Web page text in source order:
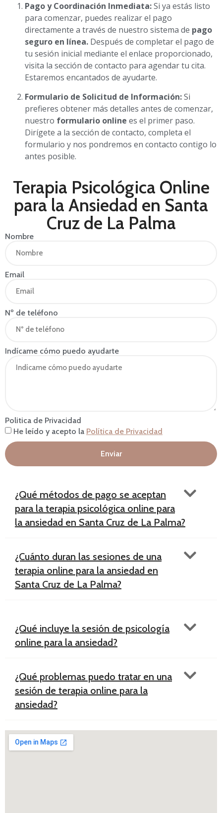
Pago y Coordinación Inmediata:Si ya estás listo
para comenzar, puedes realizar el pago
directamente a través de nuestro sistema de pago
seguro en línea. Después de completar el pago de
tu sesión inicial mediante el enlace proporcionado,
visita la sección de contacto para agendar tu cita.
Estaremos encantados de ayudarte.
Formulario de Solicitud de Información:Si
prefieres obtener más detalles antes de comenzar,
nuestro formulario online es el primer paso.
Dirígete a la sección de contacto, completa el
formulario y nos pondremos en contacto contigo lo
antes posible.
Terapia Psicológica Online
para la Ansiedad en Santa
Cruz de La Palma
Nombre
Email
Nº de teléfono
Indícame cómo puedo ayudarte
Politica de Privacidad
He leído y acepto la Política de Privacidad
Enviar
¿Qué métodos de pago se aceptan
para la terapia psicológica online para
la ansiedad en Santa Cruz de La Palma?
¿Cuánto duran las sesiones de una
terapia online para la ansiedad en
Santa Cruz de La Palma?
¿Qué incluye la sesión de psicología
online para la ansiedad?
¿Qué problemas puedo tratar en una
sesión de terapia online para la
ansiedad?